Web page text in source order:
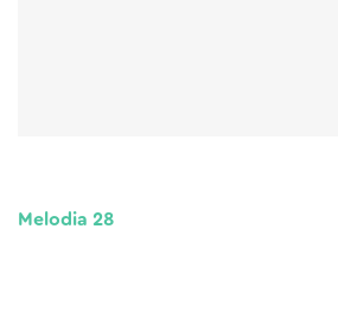
Melodia 28